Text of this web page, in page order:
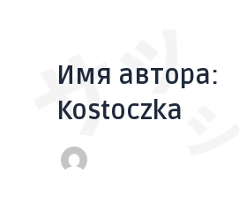
サッ
Имя автора:
Kostoczka